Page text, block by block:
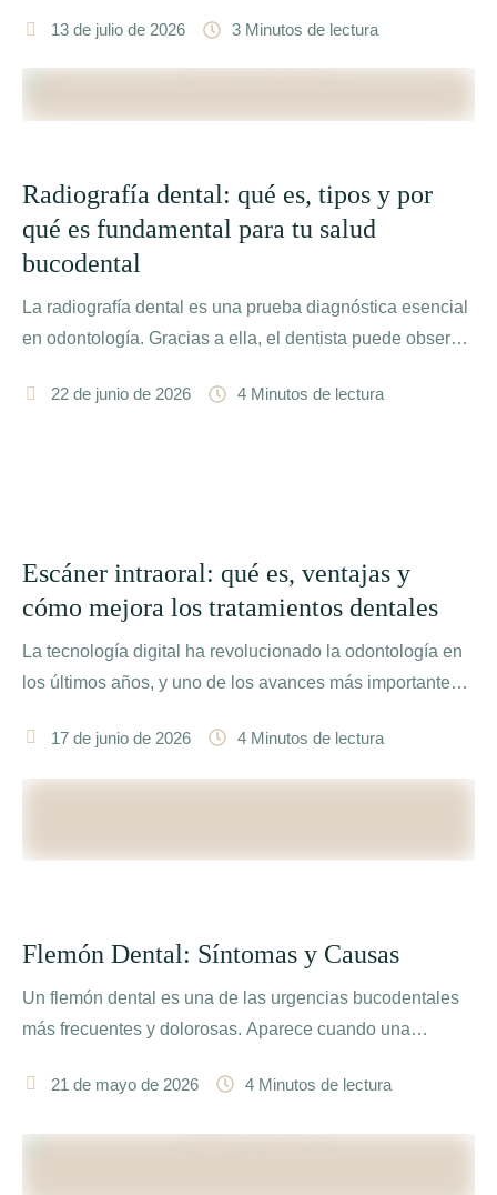
13 de julio de 2026 3 Minutos de lectura
Radiografía dental: qué es, tipos y por
qué es fundamental para tu salud
bucodental
La radiografía dental es una prueba diagnóstica esencial
en odontología. Gracias a ella, el dentista puede observar
22 de junio de 2026
4 Minutos de lectura
Escáner intraoral: qué es, ventajas y
cómo mejora los tratamientos dentales
La tecnología digital ha revolucionado la odontología en
los últimos años, y uno de los avances más importantes
17 de junio de 2026
4 Minutos de lectura
Flemón Dental: Síntomas y Causas
Un flemón dental es una de las urgencias bucodentales
más frecuentes y dolorosas. Aparece cuando una
21 de mayo de 2026
4 Minutos de lectura